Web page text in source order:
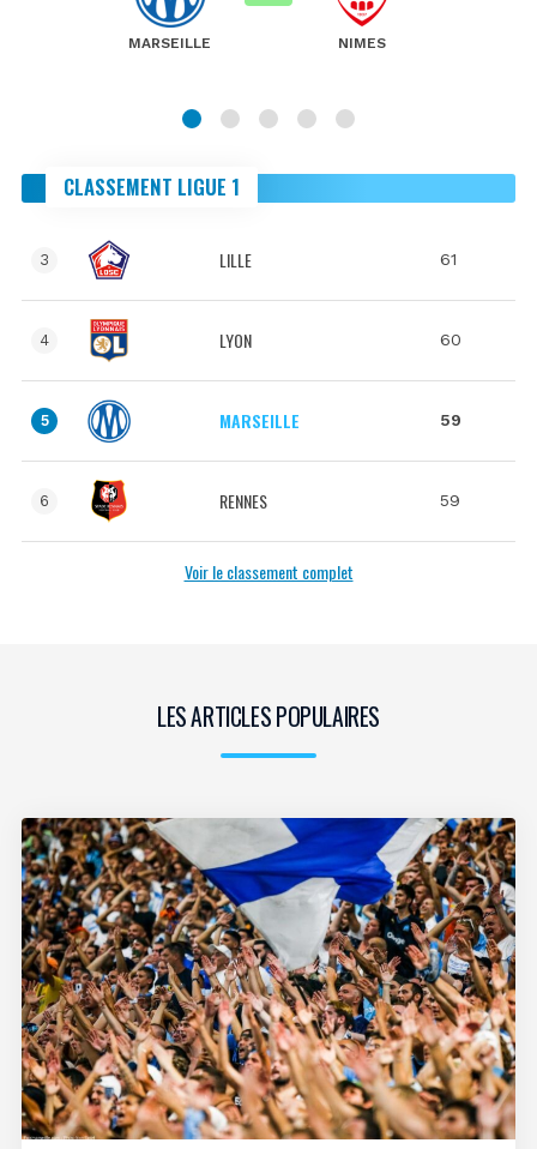
MARSEILLE NIMES
CLASSEMENT LIGUE 1
3 LILLE 61
4 LYON 60
5 MARSEILLE 59
6 RENNES 59
Voir le classement complet
LES ARTICLES POPULAIRES